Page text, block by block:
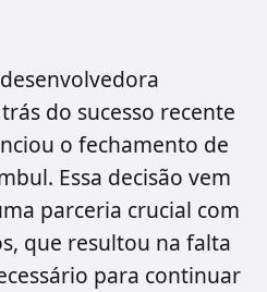
do sucesso recente
o fechamento de
Essa decisão vem
parceria crucial com
que resultou na falta
para continuar